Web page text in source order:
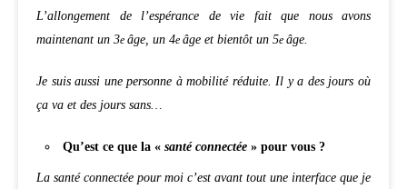
L’allongement de l’espérance de vie fait que nous avons
maintenant un 3e âge, un 4e âge et bientôt un 5e âge.
Je suis aussi une personne à mobilité réduite. Il y a des jours où
ça va et des jours sans…
Qu’est ce que la « santé connectée » pour vous ?
La santé connectée pour moi c’est avant tout une interface que je